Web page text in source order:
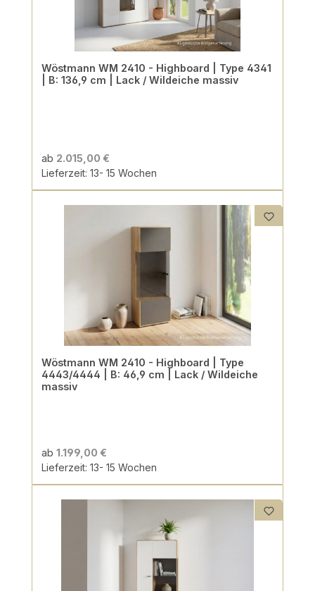
Wöstmann WM 2410 - Highboard | Type 4341
| B: 136,9 cm | Lack / Wildeiche massiv
ab 2.015,00 €
Lieferzeit: 13- 15 Wochen
Wöstmann WM 2410 - Highboard | Type
4443/4444 | B: 46,9 cm | Lack / Wildeiche
massiv
ab 1.199,00 €
Lieferzeit: 13- 15 Wochen